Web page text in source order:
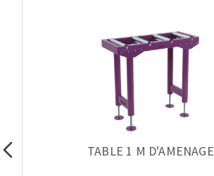
TABLE 1 M D'AMENAGE